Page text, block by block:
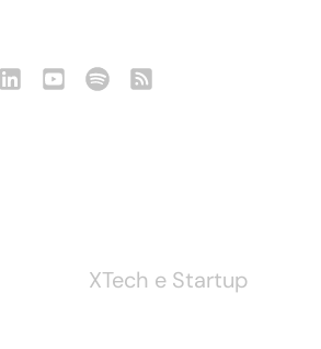
XTech e Startup